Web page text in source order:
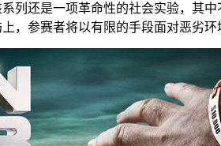
列还是一项革命性的社会实验，其
，参赛者将以有限的手段面对恶劣环